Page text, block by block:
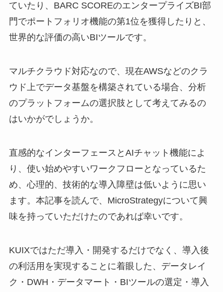
ていたり、BARC SCOREのエンタープライズBI部
門でポートフォリオ機能の第1位を獲得したりと、
世界的な評価の高いBIツールです。
マルチクラウド対応なので、現在AWSなどのクラ
ウド上でデータ基盤を構築されている場合、分析
のプラットフォームの選択肢として考えてみるの
はいかがでしょうか。
直感的なインターフェースとAIチャット機能によ
り、使い始めやすいワークフローとなっているた
め、心理的、技術的な導入障壁は低いように思い
ます。本記事を読んで、MicroStrategyについて興
味を持っていただけたのであれば幸いです。
KUIXではただ導入・開発するだけでなく、導入後
の利活用を実現することに着眼した、データレイ
ク・DWH・データマート・BIツールの選定・導入